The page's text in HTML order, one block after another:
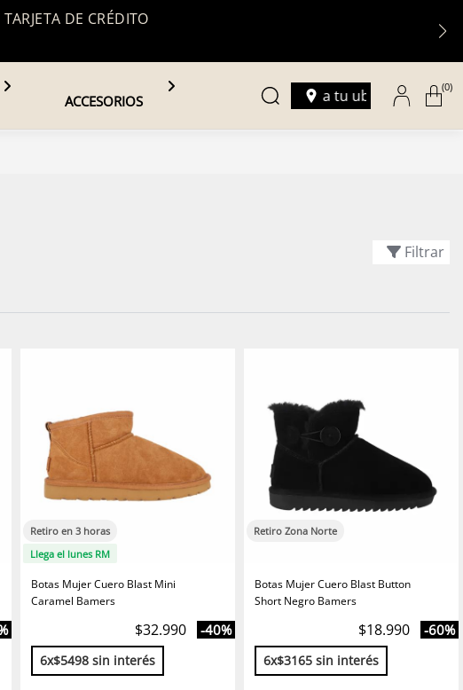
DE CRÉDITO
Ingresa tu ubicación (0)
ACCESORIOS
Filtrar
Retiro en 3 horas
Llega el lunes RM
Botas Mujer Cuero Blast Mini
Caramel Bamers
$32.990 -40%
6x$5498 sin interés
Retiro Zona Norte
Botas Mujer Cuero Blast Button
Short Negro Bamers
$18.990 -60%
6x$3165 sin interés